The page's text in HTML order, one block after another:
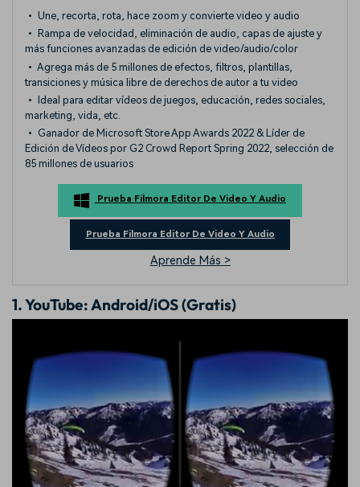
• Une, recorta, rota, hace zoom y convierte video y audio
• Rampa de velocidad, eliminación de audio, capas de ajuste y
más funciones avanzadas de edición de video/audio/color
• Agrega más de 5 millones de efectos, filtros, plantillas,
transiciones y música libre de derechos de autor a tu video
• Ideal para editar vídeos de juegos, educación, redes sociales,
marketing, vida, etc.
• Ganador de Microsoft Store App Awards 2022 & Líder de
Edición de Vídeos por G2 Crowd Report Spring 2022, selección de
85 millones de usuarios
Prueba Filmora Editor De Video Y Audio
Prueba Filmora Editor De Video Y Audio
Aprende Más >
1. YouTube: Android/iOS (Gratis)